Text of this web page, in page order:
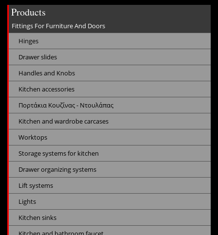
Products
Fittings For Furniture And Doors
Hinges
Drawer slides
Handles and Knobs
Kitchen accessories
Πορτάκια Κουζίνας - Ντουλάπας
Kitchen and wardrobe carcases
Worktops
Storage systems for kitchen
Drawer organizing systems
Lift systems
Lights
Kitchen sinks